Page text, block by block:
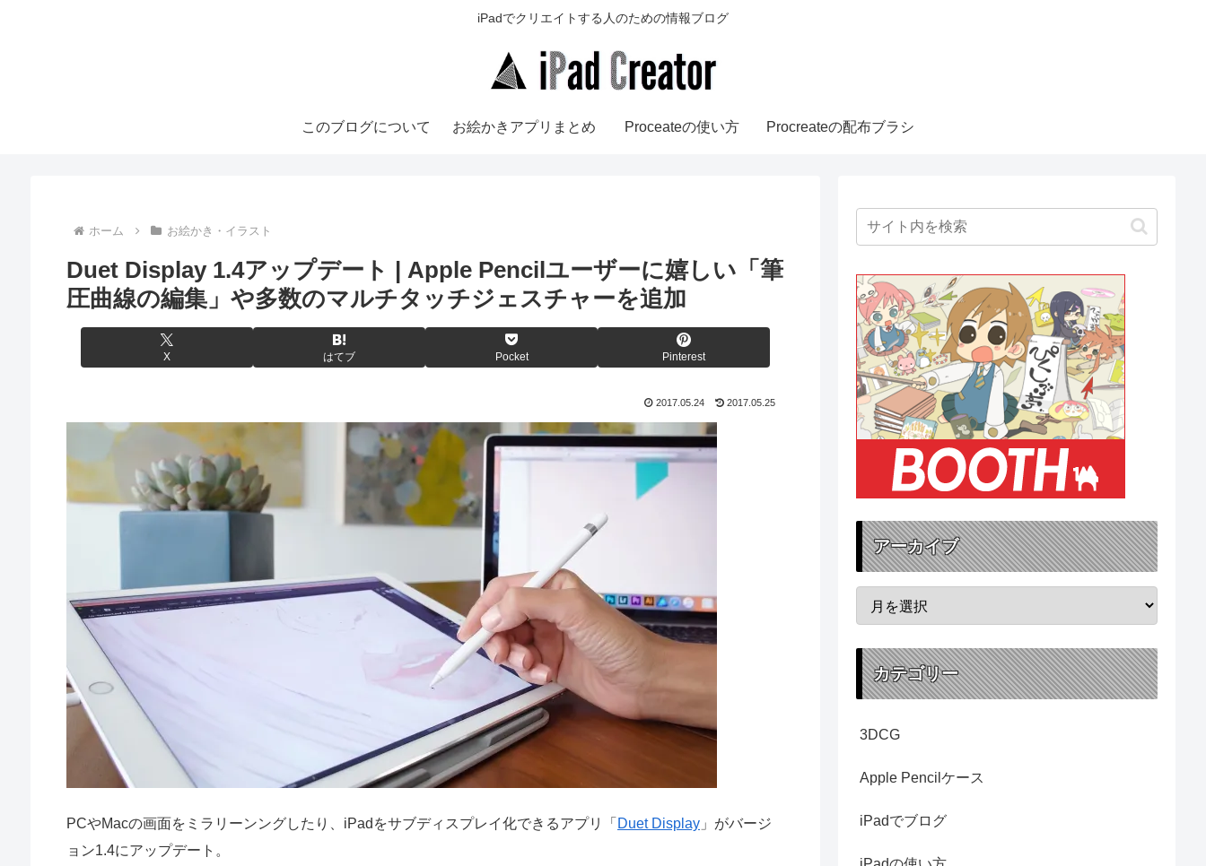
iPadでクリエイトする人のための情報ブログ
このブログについて お絵かきアプリまとめ Proceateの使い方 Procreateの配布ブラシ
ホーム お絵かき・イラスト
Duet Display 1.4アップデート | Apple Pencilユーザーに嬉しい「筆
圧曲線の編集」や多数のマルチタッチジェスチャーを追加
X はてブ Pocket Pinterest
2017.05.24 2017.05.25
PCやMacの画面をミラリーンングしたり、iPadをサブディスプレイ化できるアプリ「 Duet Display 」がバージ
ョン1.4にアップデート。
アーカイブ
カテゴリー
3DCG
Apple Pencilケース
iPadでブログ